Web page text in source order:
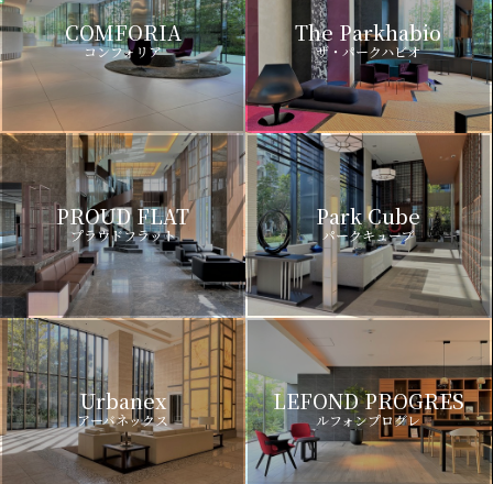
COMFORIA
コンフォリア
The Parkhabio
ザ・パークハビオ
PROUD FLAT
プラウドフラット
Park Cube
パークキューブ
Urbanex
アーバネックス
LEFOND PROGRES
ルフォンプログレ